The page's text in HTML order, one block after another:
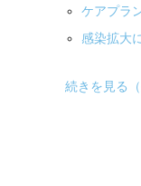
ケアプラ
感染拡大
続きを見る